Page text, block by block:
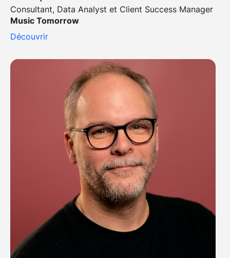
Consultant, Data Analyst et Client Success Manager
Music Tomorrow
Découvrir